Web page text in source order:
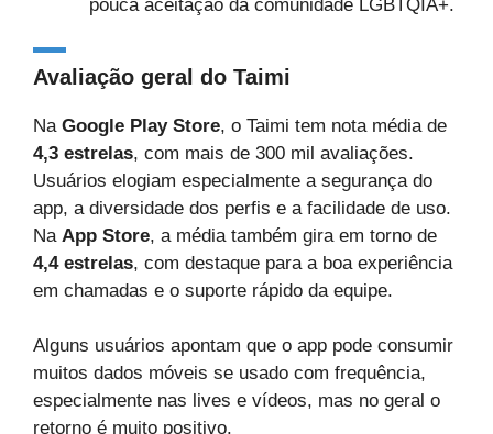
pouca aceitação da comunidade LGBTQIA+.
Avaliação geral do Taimi
Na Google Play Store, o Taimi tem nota média de
4,3 estrelas, com mais de 300 mil avaliações.
Usuários elogiam especialmente a segurança do
app, a diversidade dos perfis e a facilidade de uso.
Na App Store, a média também gira em torno de
4,4 estrelas, com destaque para a boa experiência
em chamadas e o suporte rápido da equipe.
Alguns usuários apontam que o app pode consumir
muitos dados móveis se usado com frequência,
especialmente nas lives e vídeos, mas no geral o
retorno é muito positivo.